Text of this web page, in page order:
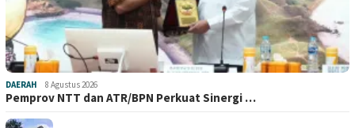
DAERAH 8 Agustus 2026
Pemprov NTT dan ATR/BPN Perkuat Sinergi …